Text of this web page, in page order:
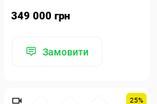
349 000 грн
Замовити
25%